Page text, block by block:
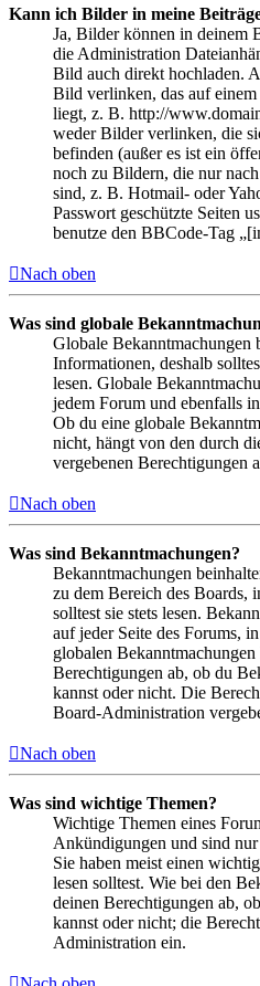
Kann ich Bilder in meine
Ja, Bilder können in deinem
die Administration
Bild auch direkt hochladen.
Bild verlinken, das auf
liegt, z. B. http://
weder Bilder verlinken, die
befinden (außer es ist ein
noch zu Bildern, die nur
sind, z. B. Hotmail- oder
Passwort geschützte Seiten
benutze den BBCode-Tag
Nach oben
Was sind globale
Globale Bekanntmachungen
Informationen, deshalb
lesen. Globale
jedem Forum und ebenfalls
Ob du eine globale
nicht, hängt von den durch
vergebenen Berechtigungen
Nach oben
Was sind Bekanntmachungen?
Bekanntmachungen
zu dem Bereich des Boards,
solltest sie stets lesen.
auf jeder Seite des Forums,
globalen
Berechtigungen ab, ob du
kannst oder nicht. Die
Board-Administration
Nach oben
Was sind wichtige Themen?
Wichtige Themen eines
Ankündigungen und sind nur
Sie haben meist einen
lesen solltest. Wie bei den
deinen Berechtigungen ab,
kannst oder nicht; die
Administration ein.